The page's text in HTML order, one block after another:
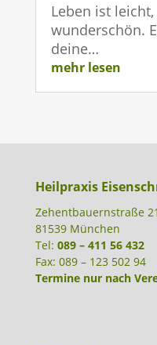
Leben ist
wunderschön.
deine…
mehr lesen
Heilpraxis
Zehentbauernstraße 21
81539 München
Tel: 089 – 411 56 432
Fax: 089 – 123 502 94
Termine nur nach